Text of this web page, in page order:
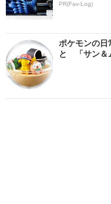
PR(Fav-Log)
ポケモンの日
と 「サン＆